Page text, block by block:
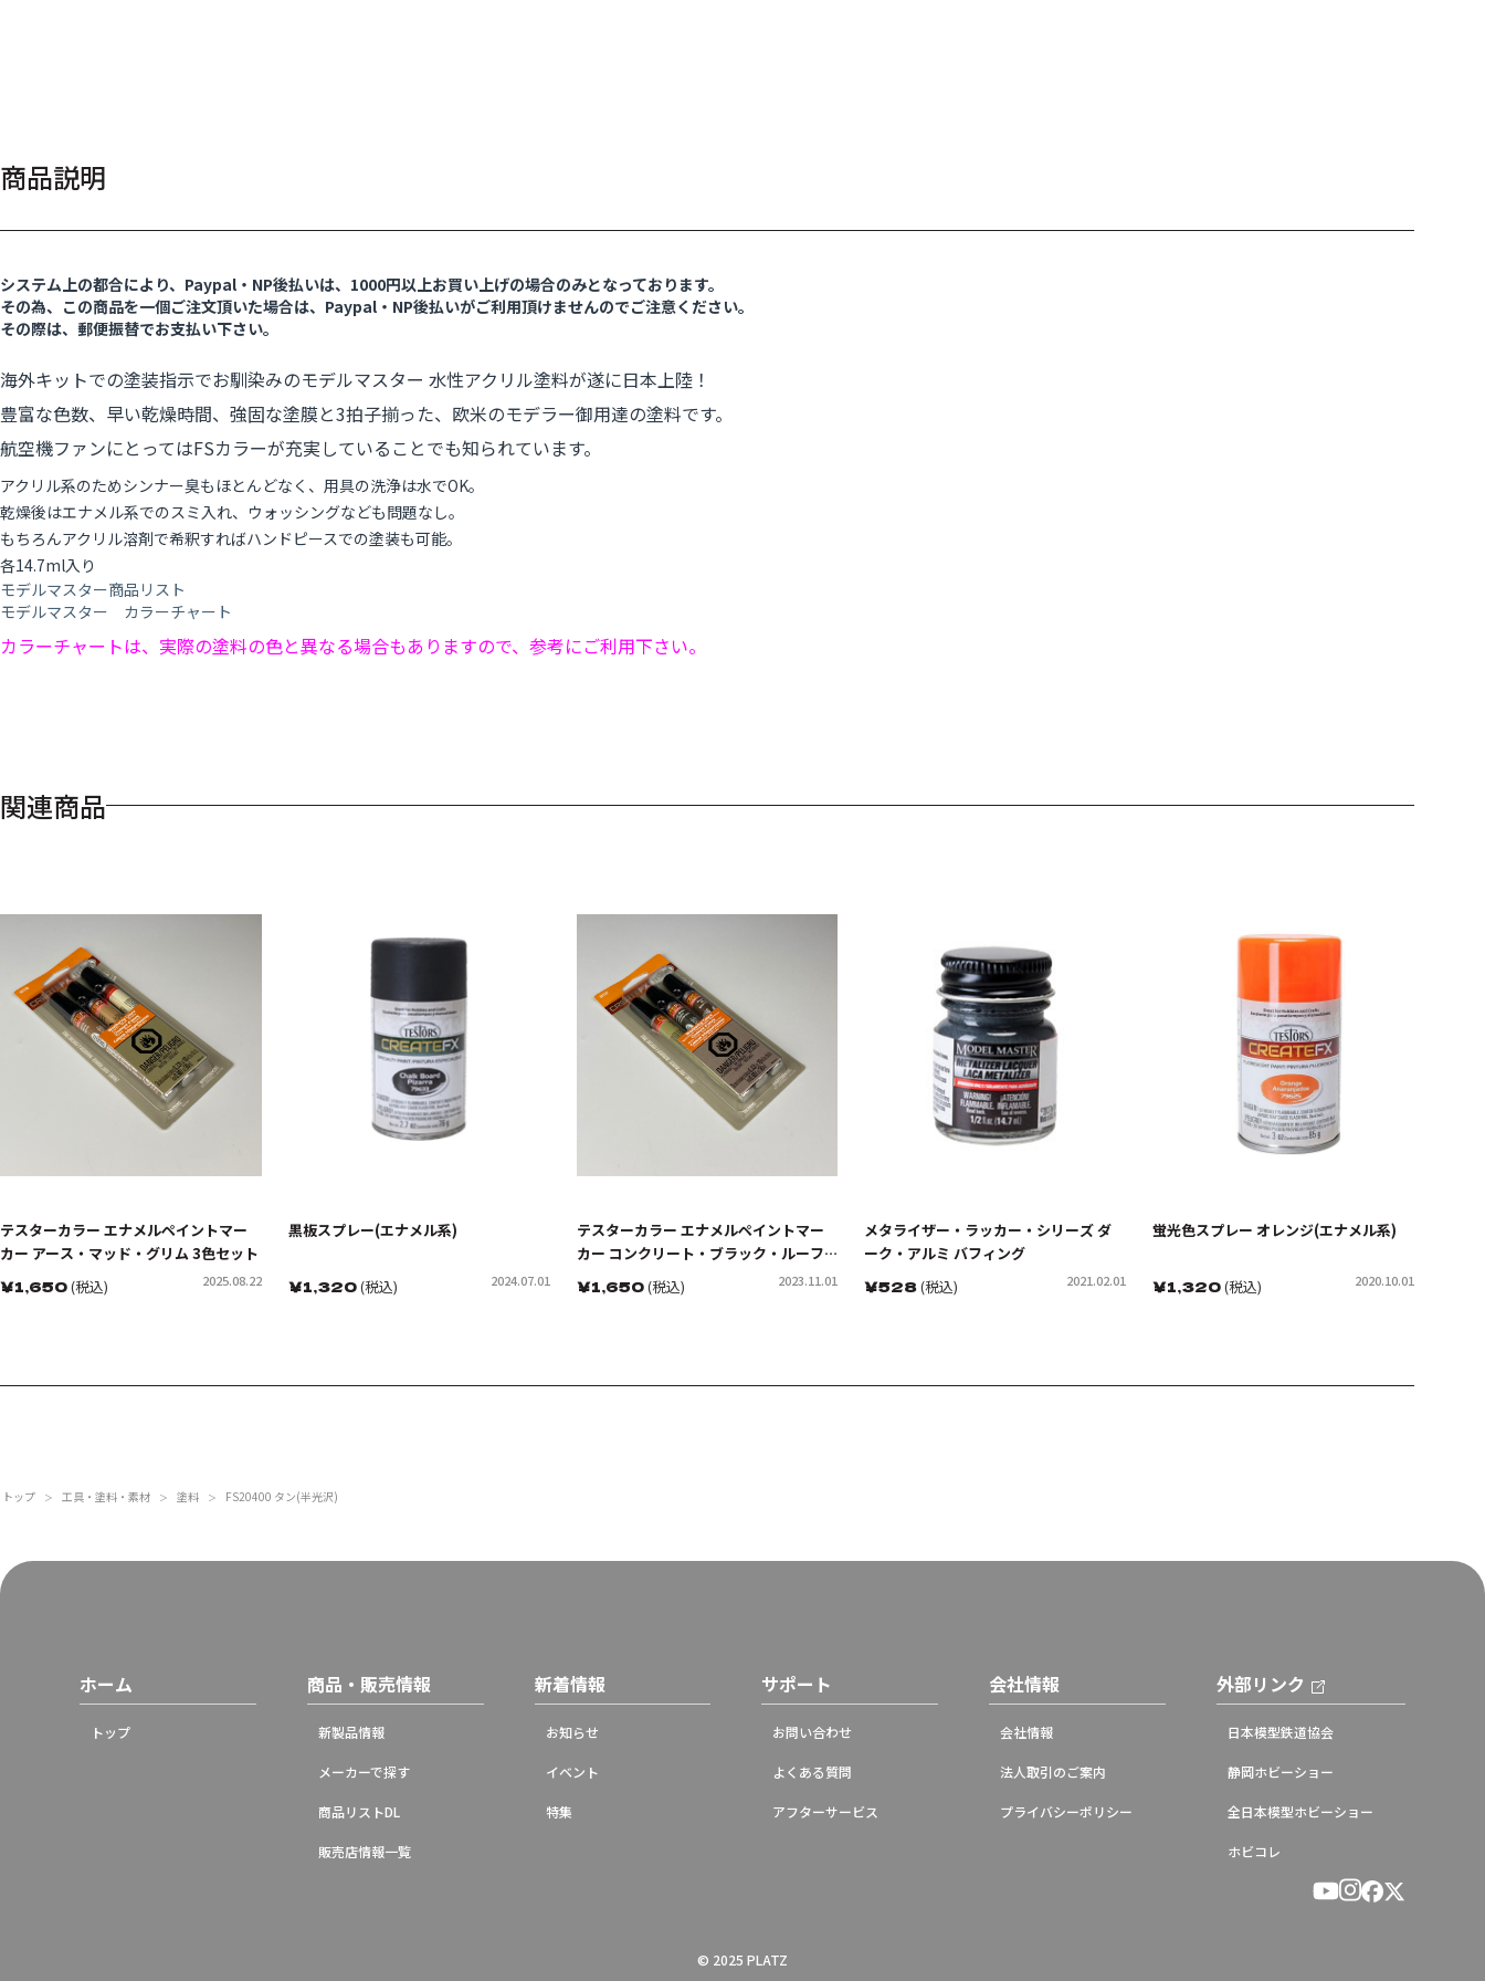
商品説明
システム上の都合により、Paypal・NP後払いは、1000円以上お買い上げの場合のみとなっております。
その為、この商品を一個ご注文頂いた場合は、Paypal・NP後払いがご利用頂けませんのでご注意ください。
その際は、郵便振替でお支払い下さい。
海外キットでの塗装指示でお馴染みのモデルマスター 水性アクリル塗料が遂に日本上陸！
豊富な色数、早い乾燥時間、強固な塗膜と3拍子揃った、欧米のモデラー御用達の塗料です。
航空機ファンにとってはFSカラーが充実していることでも知られています。
アクリル系のためシンナー臭もほとんどなく、用具の洗浄は水でOK。
乾燥後はエナメル系でのスミ入れ、ウォッシングなども問題なし。
もちろんアクリル溶剤で希釈すればハンドピースでの塗装も可能。
各14.7ml入り
モデルマスター商品リスト
モデルマスター カラーチャート
カラーチャートは、実際の塗料の色と異なる場合もありますので、参考にご利用下さい。
関連商品
テスターカラー エナメルペイントマー
カー アース・マッド・グリム 3色セット
￥1,650(税込) 2025.08.22
黒板スプレー(エナメル系)
￥1,320(税込) 2024.07.01
テスターカラー エナメルペイントマー
カー コンクリート・ブラック・ルーフ
ブラウン 3色セット
￥1,650(税込) 2023.11.01
メタライザー・ラッカー・シリーズ ダ
ーク・アルミ バフィング
￥528(税込) 2021.02.01
蛍光色スプレー オレンジ(エナメル系)
￥1,320(税込) 2020.10.01
トップ ＞ 工具・塗料・素材 ＞ 塗料 ＞ FS20400 タン(半光沢)
ホーム
トップ
商品・販売情報
新製品情報
メーカーで探す
商品リストDL
販売店情報一覧
新着情報
お知らせ
イベント
特集
サポート
お問い合わせ
よくある質問
アフターサービス
会社情報
会社情報
法人取引のご案内
プライバシーポリシー
外部リンク
日本模型鉄道協会
静岡ホビーショー
全日本模型ホビーショー
ホビコレ
© 2025 PLATZ